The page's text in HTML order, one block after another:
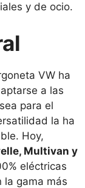
y de ocio.
VW ha
a las
para el
la ha
Hoy,
Multivan y
eléctricas
la gama más